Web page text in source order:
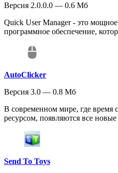
Версия 2.0.0.0 — 0.6 Мб
Quick User Manager - это
программное обеспечение,
AutoClicker
Версия 3.0 — 0.8 Мб
В современном мире, где время
ресурсом, появляются все
Send To Toys